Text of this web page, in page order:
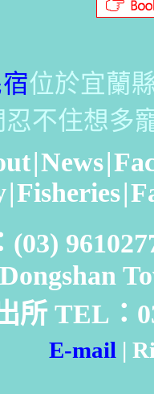
位於宜蘭
不住想多
|News|
|Fisheries|
(03)
所 TEL：
E-mail |